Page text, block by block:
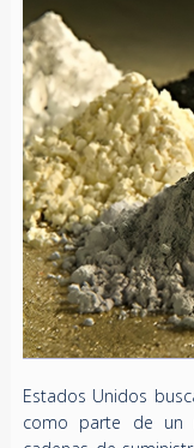
Estados Unidos
como parte de un